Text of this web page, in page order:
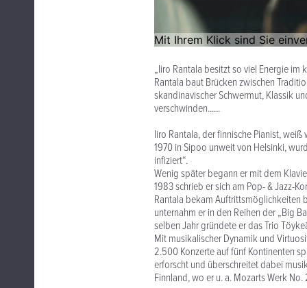
„Iiro Rantala besitzt so viel Energie
Rantala baut Brücken zwischen
skandinavischer Schwermut, Klassik
verschwinden......
Iiro Rantala, der finnische Pianist,
1970 in Sipoo unweit von Helsinki,
infiziert“.
Wenig später begann er mit dem
1983 schrieb er sich am Pop- & Jazz-
Rantala bekam Auftrittsmöglichkeiten
unternahm er in den Reihen der „Big
selben Jahr gründete er das Trio
Mit musikalischer Dynamik und
2.500 Konzerte auf fünf Kontinenten
erforscht und überschreitet dabei
Finnland, wo er u. a. Mozarts Werk